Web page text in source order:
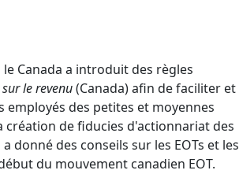
Canada a introduit des règles
le revenu(Canada) afin de faciliter et
des petites et moyennes
création de fiducies d'actionnariat des
donné des conseils sur les EOTs et les
du mouvement canadien EOT.